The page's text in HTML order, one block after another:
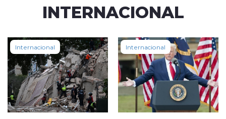
INTERNACIONAL
Internacional Internacional